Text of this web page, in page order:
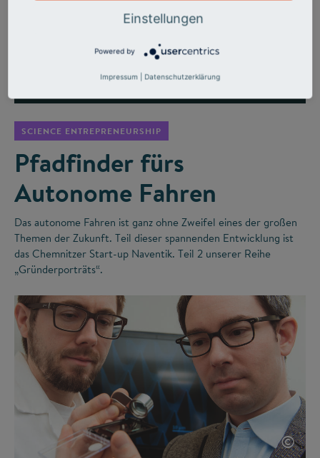
SCIENCE ENTREPRENEURSHIP
Pfadfinder fürs
Autonome Fahren
Das autonome Fahren ist ganz ohne Zweifel eines der großen
Themen der Zukunft. Teil dieser spannenden Entwicklung ist
das Chemnitzer Start-up Naventik. Teil 2 unserer Reihe
„Gründerporträts“.
©
Einstellungen
Powered by
Impressum Datenschutzerklärung